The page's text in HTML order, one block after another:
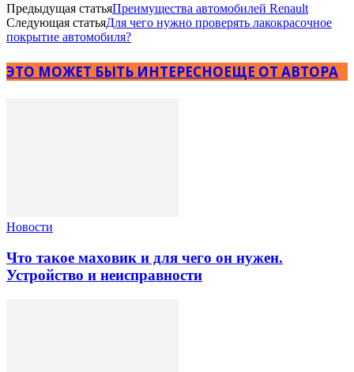
Предыдущая статьяПреимущества автомобилей Renault
Следующая статьяДля чего нужно проверять лакокрасочное
покрытие автомобиля?
ЭТО МОЖЕТ БЫТЬ ИНТЕРЕСНОЕЩЕ ОТ АВТОРА
Новости
Что такое маховик и для чего он нужен.
Устройство и неисправности